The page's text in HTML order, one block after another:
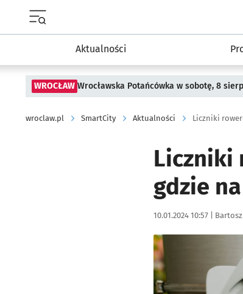
Aktualności
WROCŁAW Wrocławska Potańcówka w sobotę, 8
wroclaw.pl SmartCity Aktualności
Liczniki
gdzie
Data publikacji:
10.01.2024 10:57 | Autor:
Kliknij, aby